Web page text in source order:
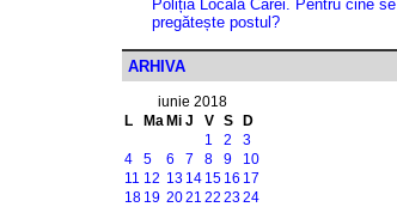
Poliția Locală Carei. Pentru cine se
pregătește postul?
ARHIVA
iunie 2018
L
Ma Mi J V S D
1 2
3
4
5 6 7 8 9
10
11 12 13 14 15 16 17
18 19 2021 22 2324